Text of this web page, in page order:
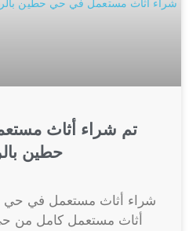
تم شراء أثاث
حطين
شراء أثاث مستعمل في حي
أثاث مستعمل كامل من